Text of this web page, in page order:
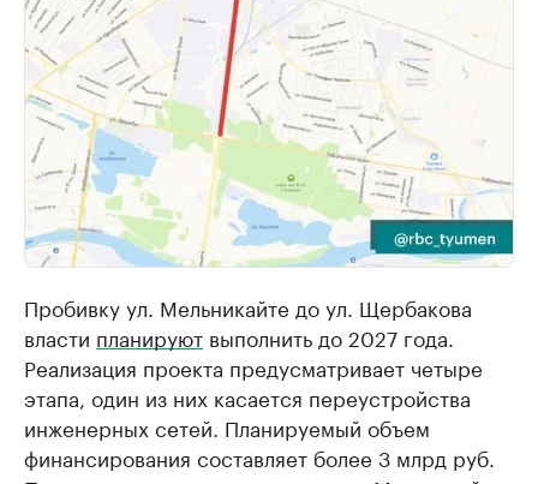
Пробивку ул. Мельникайте до ул. Щербакова
власти планируют выполнить до 2027 года.
Реализация проекта предусматривает четыре
этапа, один из них касается переустройства
инженерных сетей. Планируемый объем
финансирования составляет более 3 млрд руб.